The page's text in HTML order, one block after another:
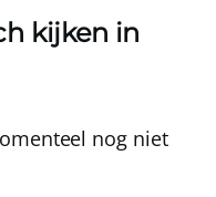
kijken in
nog niet